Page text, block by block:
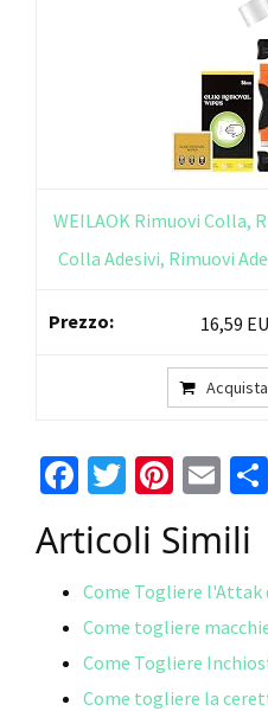
WEILAOK Rimuovi Colla,
Colla Adesivi, Rimuovi
16,59
Fa
b
o
o
k
T
tt
er
Pi
er
es
t
E
ai
l
Articoli Simili
Come Togliere l'Attak
Come togliere
Come Togliere
Come togliere la